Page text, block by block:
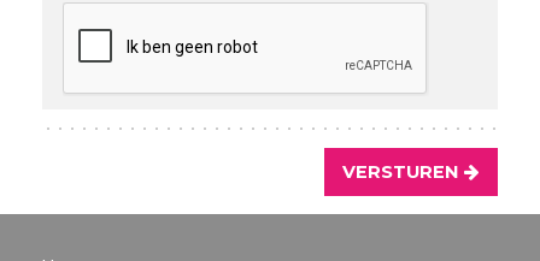
VERSTUREN